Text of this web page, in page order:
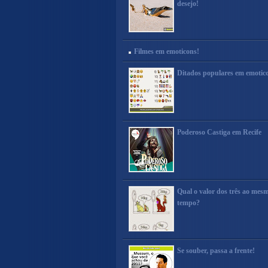
desejo!
Filmes em emoticons!
Ditados populares em
Poderoso Castiga em Recife
Qual o valor dos três ao
tempo?
Se souber, passa a frente!